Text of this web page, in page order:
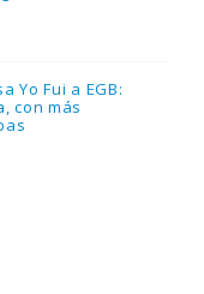
Yo Fui a EGB:
con más